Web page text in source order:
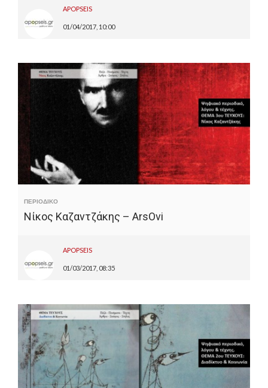
APOPSEIS
01/04/2017, 10:00
ΠΕΡΙΟΔΙΚΟ
Νίκος Καζαντζάκης – ArsOvi
APOPSEIS
01/03/2017, 08:35